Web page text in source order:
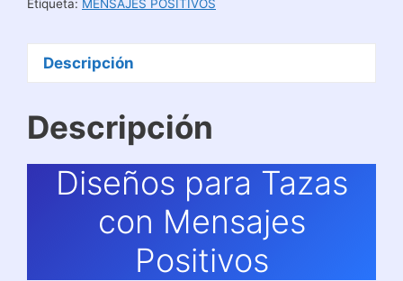
Etiqueta: MENSAJES POSITIVOS
Descripción
Descripción
Diseños para Tazas
con Mensajes
Positivos